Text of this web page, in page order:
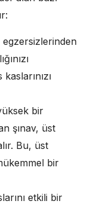
bir
şınav, üst
Bu, üst
bir
etkili bir